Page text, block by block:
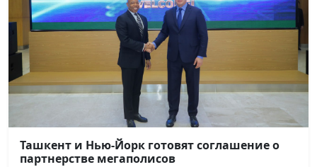
Ташкент и Нью-Йорк готовят соглашение о
партнерстве мегаполисов